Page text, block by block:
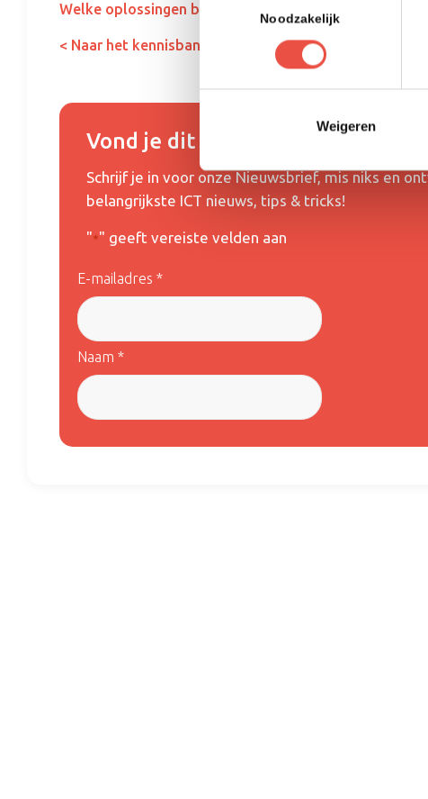
Noodzakelijk
Weigeren
Welke oplossingen biedt SPINO?
< Naar het kennisbank overzicht
Vond je dit interessant?
Schrijf je in voor onze Nieuwsbrief, mis niks en
belangrijkste ICT nieuws, tips & tricks!
"*" geeft vereiste velden aan
E-mailadres *
Naam *